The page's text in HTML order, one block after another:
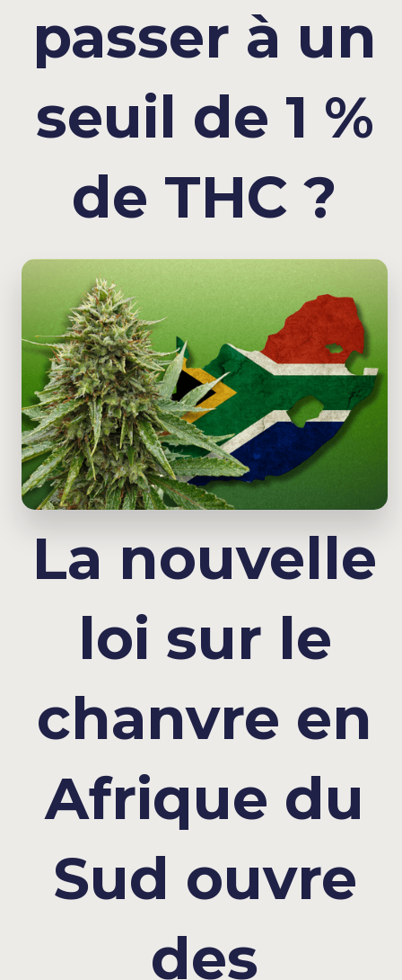
passer à un
seuil de 1 %
de THC ?
La nouvelle
loi sur le
chanvre en
Afrique du
Sud ouvre
des